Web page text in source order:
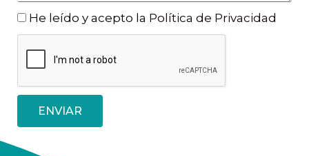
He leído y acepto la Política de Privacidad
ENVIAR